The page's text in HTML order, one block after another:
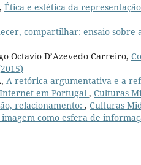
Ética e estética da
compartilhar: ensaio sobre
Octavio D’Azevedo Carreiro,
A retórica argumentativa e a
em Portugal , Culturas
relacionamento: , Culturas
imagem como esfera de